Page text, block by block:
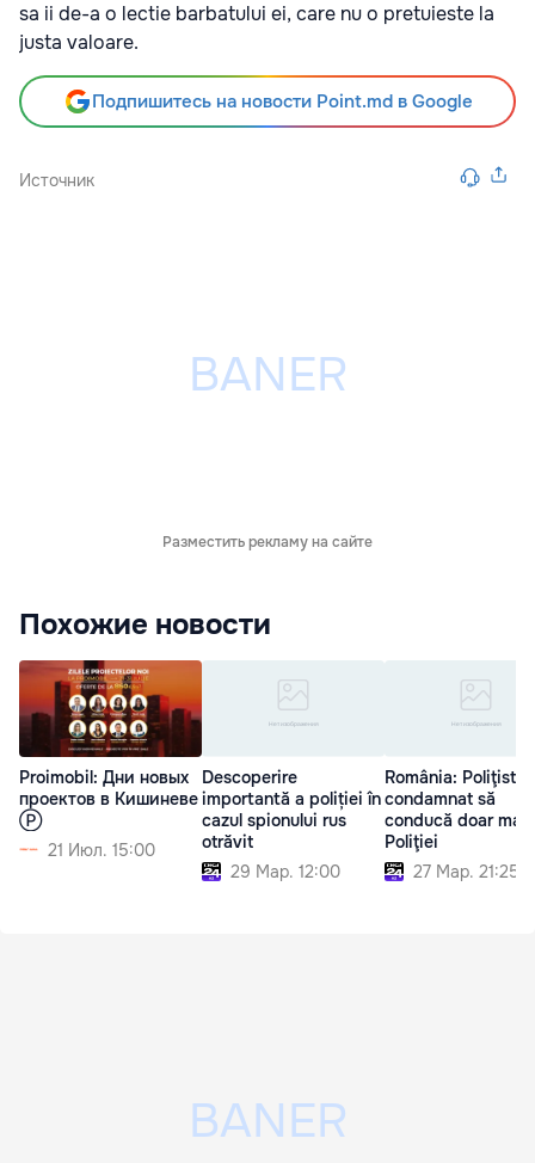
sa ii de-a o lectie barbatului ei, care nu o pretuieste la
justa valoare.
Подпишитесь на новости Point.md в Google
Источник
Разместить рекламу на сайте
Похожие новости
Proimobil: Дни новых
проектов в Кишиневе
Ⓟ
21 Июл. 15:00
Descoperire
importantă a poliției în
cazul spionului rus
otrăvit
29 Мар. 12:00
România: Poliţist
condamnat să
conducă doar
Poliţiei
27 Мар. 21:25